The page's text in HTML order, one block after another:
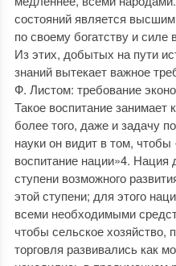
состояний является
по своему богатству и
Из этих, добытых на пути
знаний вытекает важное
Ф. Листом: требование
Такое воспитание занимает
более того, даже и задачу
науки он видит в том,
воспитание нации»4.
ступени возможного
этой ступени; для этого
всеми необходимыми
чтобы сельское
торговля развивались как